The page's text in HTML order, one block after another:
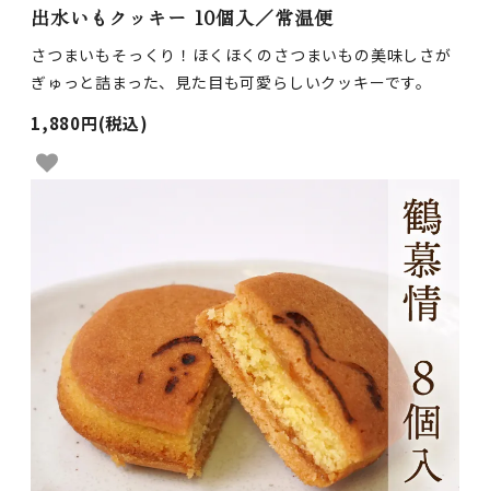
出水いもクッキー 10個入／常温便
さつまいもそっくり！ほくほくのさつまいもの美味しさが
ぎゅっと詰まった、見た目も可愛らしいクッキーです。
1,880円(税込)